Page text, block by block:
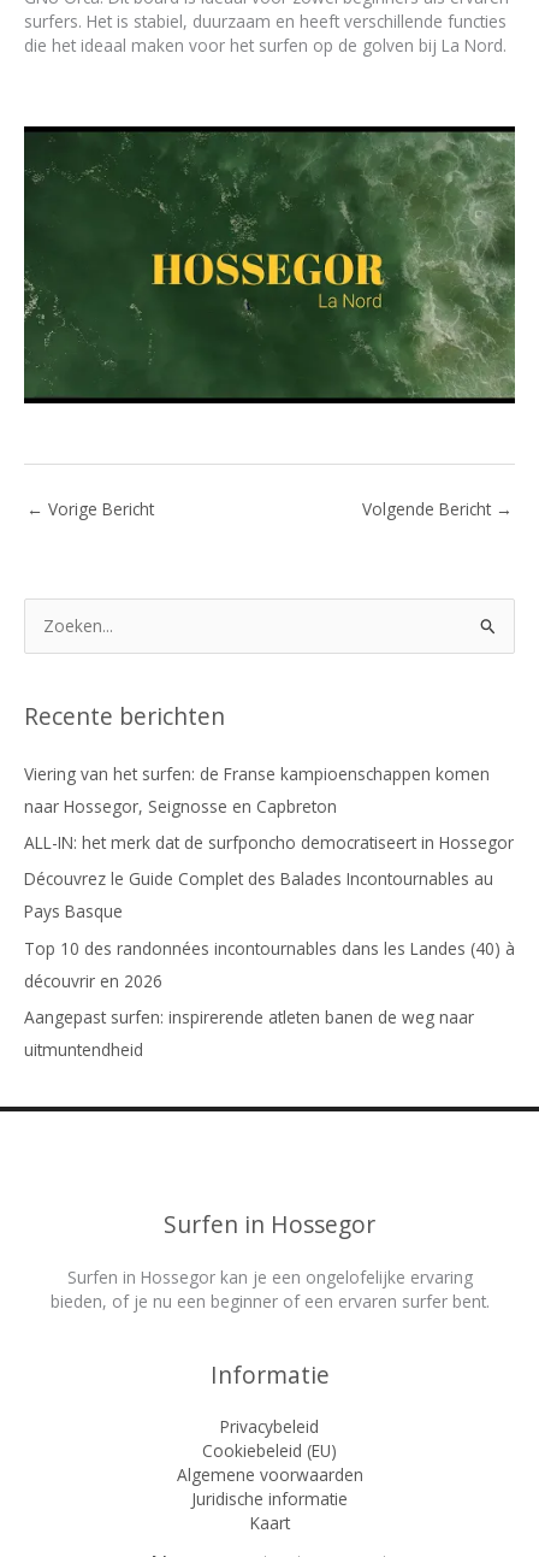
surfers. Het is stabiel, duurzaam en heeft verschillende functies
die het ideaal maken voor het surfen op de golven bij La Nord.
← Vorige Bericht Volgende Bericht →
k
n
:
Recente berichten
Viering van het surfen: de Franse kampioenschappen komen
naar Hossegor, Seignosse en Capbreton
ALL-IN: het merk dat de surfponcho democratiseert in Hossegor
Découvrez le Guide Complet des Balades Incontournables au
Pays Basque
Top 10 des randonnées incontournables dans les Landes (40) à
découvrir en 2026
Aangepast surfen: inspirerende atleten banen de weg naar
uitmuntendheid
Surfen in Hossegor
Surfen in Hossegor kan je een ongelofelijke ervaring
bieden, of je nu een beginner of een ervaren surfer bent.
Informatie
Privacybeleid
Cookiebeleid (EU)
Algemene voorwaarden
Juridische informatie
Kaart